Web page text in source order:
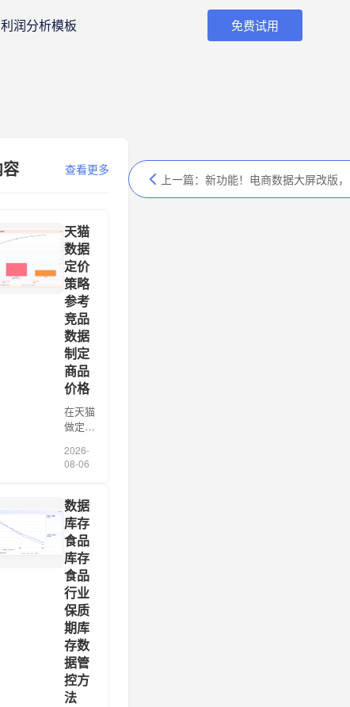
利润分析模板 免费试用
查看更多
天猫
数据
定价
策略
参考
竞品
数据
制定
商品
价格
在天猫
做定价
这八
年，我
贵的误
解，是
以为
“参考
竞品数
据定
价”就
是把对
手
TOP20
的
SKU
拉一
[…]
2026-
08-06
数据
库存
食品
库存
食品
行业
保质
期库
存数
据管
控方
法
上一篇： 新功能！电商数据大屏改版，亮点解析